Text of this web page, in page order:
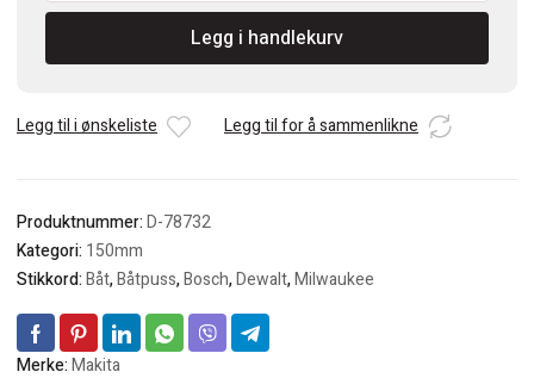
Ø150mm
antall
Legg i handlekurv
Legg til i ønskeliste Legg til for å sammenlikne
Produktnummer:D-78732
Kategori: 150mm
Stikkord:Båt,Båtpuss,Bosch,Dewalt,Milwaukee
Merke:Makita